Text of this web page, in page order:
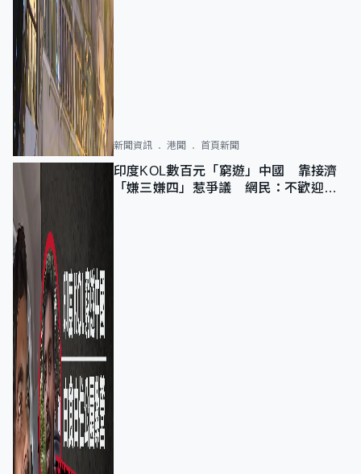
新聞資訊 港聞 首頁新聞
印度KOL數百元「窮遊」中國 靠接濟
「嫌三嫌四」惹爭議 網民：不歡迎劣